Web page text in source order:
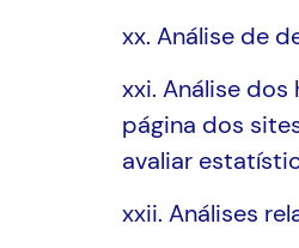
xx. Análise de
xxi. Análise
página dos
avaliar
xxii. Análises